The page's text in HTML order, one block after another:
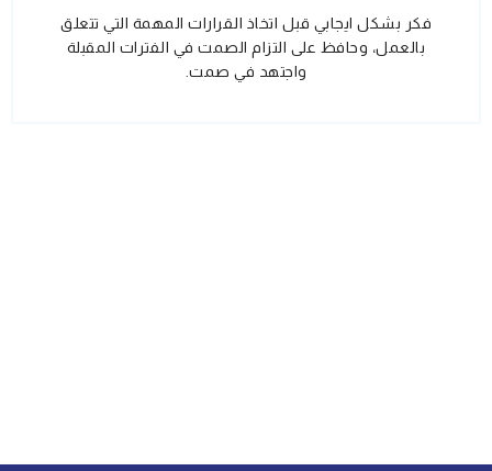
فكر بشكل ايجابي قبل اتخاذ القرارات المهمة التي تتعلق
بالعمل، وحافظ على التزام الصمت في الفترات المقبلة
واجتهد في صمت.